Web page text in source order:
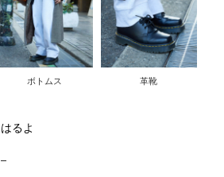
ボトムス 革靴
はるよ
–